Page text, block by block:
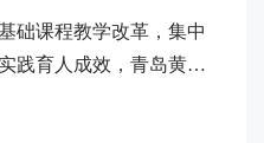
础课程教学改革，集中
践育人成效，青岛黄海
在知信楼一楼大厅进